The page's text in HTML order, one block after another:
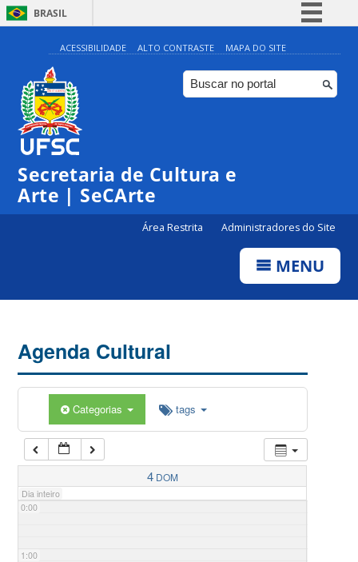
BRASIL
Simplifique!
Comunica BR
Participe
ACESSIBILIDADE ALTO CONTRASTE MAPA DO SITE
Secretaria de Cultura e
Arte | SeCArte
Área Restrita Administradores do Site
MENU
Agenda Cultural
Categorias tags
4 DOM
Dia inteiro
0:00
1:00